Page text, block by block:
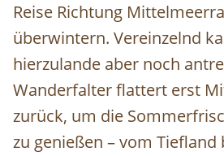
Reise Richtung
überwintern. Vereinzelnd
hierzulande aber noch
Wanderfalter flattert erst
zurück, um die
zu genießen – vom Tiefland